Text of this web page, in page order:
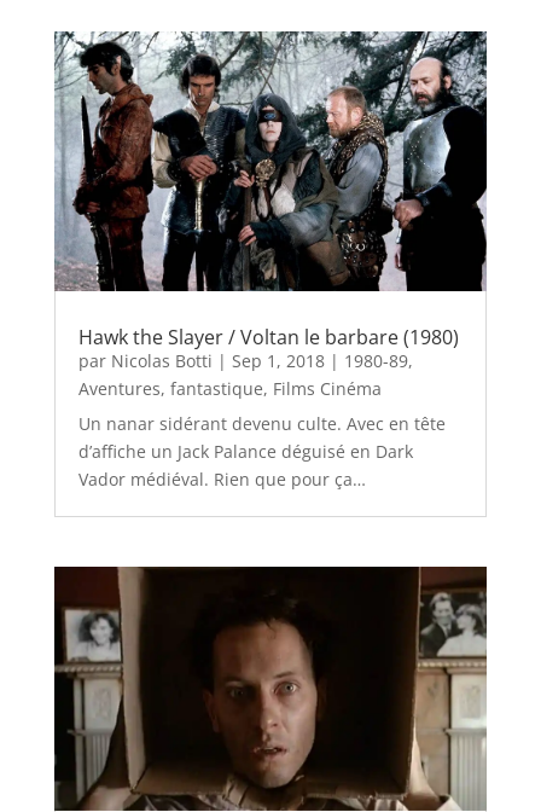
Hawk the Slayer / Voltan le barbare (1980)
par Nicolas Botti | Sep 1, 2018| 1980-89,
Aventures, fantastique, Films Cinéma
Un nanar sidérant devenu culte. Avec en tête
d’affiche un Jack Palance déguisé en Dark
Vador médiéval. Rien que pour ça…